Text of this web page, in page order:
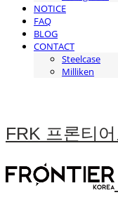
NOTICE
FAQ
BLOG
CONTACT
Steelcase
Milliken
FRK 프론티